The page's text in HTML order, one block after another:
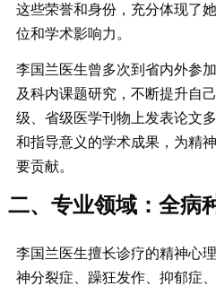
这些荣誉和身份，充分体现了
位和学术影响力。
李国兰医生曾多次到省内外参
及科内课题研究，不断提升自
级、省级医学刊物上发表论文
和指导意义的学术成果，为精
要贡献。
二、专业领域：全病
李国兰医生擅长诊疗的精神心
神分裂症、躁狂发作、抑郁症